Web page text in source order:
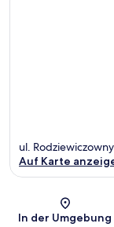
ul.
Auf Karte
In der Umgebung